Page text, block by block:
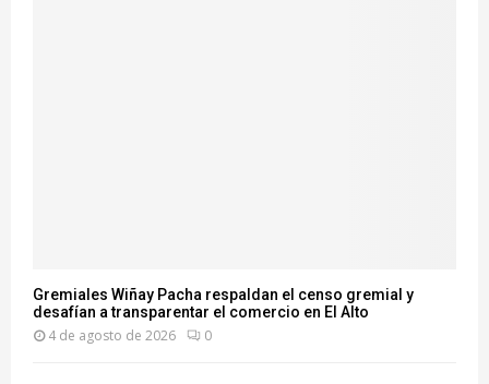
Gremiales Wiñay Pacha respaldan el censo gremial y
desafían a transparentar el comercio en El Alto
4 de agosto de 2026 0